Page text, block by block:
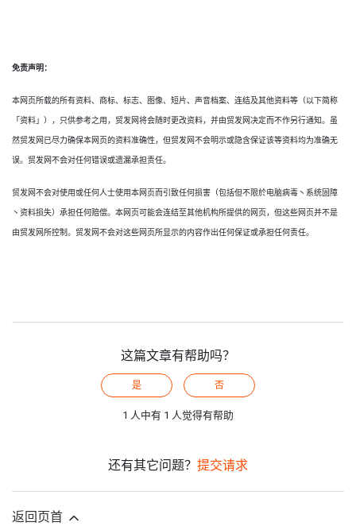
免责声明：
本网页所载的所有资料、商标、标志、图像、短片、声音档案、连结及其他资料等（以下简称
「资料」），只供参考之用，贸发网将会随时更改资料，并由贸发网决定而不作另行通知。虽
然贸发网已尽力确保本网页的资料准确性，但贸发网不会明示或隐含保证该等资料均为准确无
误。贸发网不会对任何错误或遗漏承担责任。
贸发网不会对使用或任何人士使用本网页而引致任何损害（包括但不限於电脑病毒丶系统固障
丶资料损失）承担任何赔偿。本网页可能会连结至其他机构所提供的网页，但这些网页并不是
由贸发网所控制。贸发网不会对这些网页所显示的内容作出任何保证或承担任何责任。
这篇文章有帮助吗？
是 否
1 人中有 1 人觉得有帮助
还有其它问题？ 提交请求
返回页首